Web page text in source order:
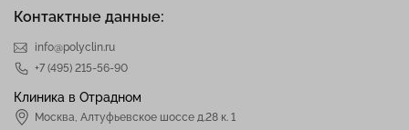
Контактные данные:
info@polyclin.ru
+7 (495) 215-56-90
Клиника в Отрадном
Москва, Алтуфьевское шоссе д.28 к. 1